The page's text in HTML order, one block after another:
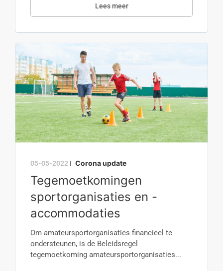
Lees meer
05-05-2022 | Corona update
Tegemoetkomingen
sportorganisaties en -
accommodaties
Om amateursportorganisaties financieel te
ondersteunen, is de Beleidsregel
tegemoetkoming amateursportorganisaties...